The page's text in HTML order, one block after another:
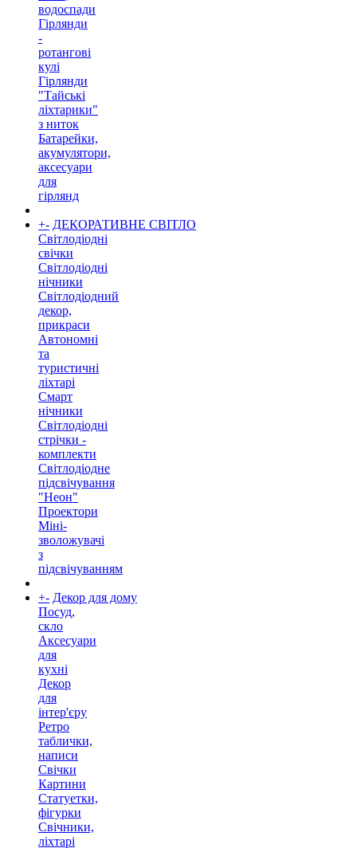
водоспади
Гірлянди
-
ротангові
кулі
Гірлянди
"Тайські
ліхтарики"
з ниток
Батарейки,
акумулятори,
аксесуари
для
гірлянд
+- ДЕКОРАТИВНЕ СВІТЛО
Світлодіодні
свічки
Світлодіодні
нічники
Світлодіодний
декор,
прикраси
Автономні
та
туристичні
ліхтарі
Смарт
нічники
Світлодіодні
стрічки -
комплекти
Світлодіодне
підсвічування
"Неон"
Проектори
Міні-
зволожувачі
з
підсвічуванням
+- Декор для дому
Посуд,
скло
Аксесуари
для
кухні
Декор
для
інтер'єру
Ретро
таблички,
написи
Свічки
Картини
Статуетки,
фігурки
Свічники,
ліхтарі